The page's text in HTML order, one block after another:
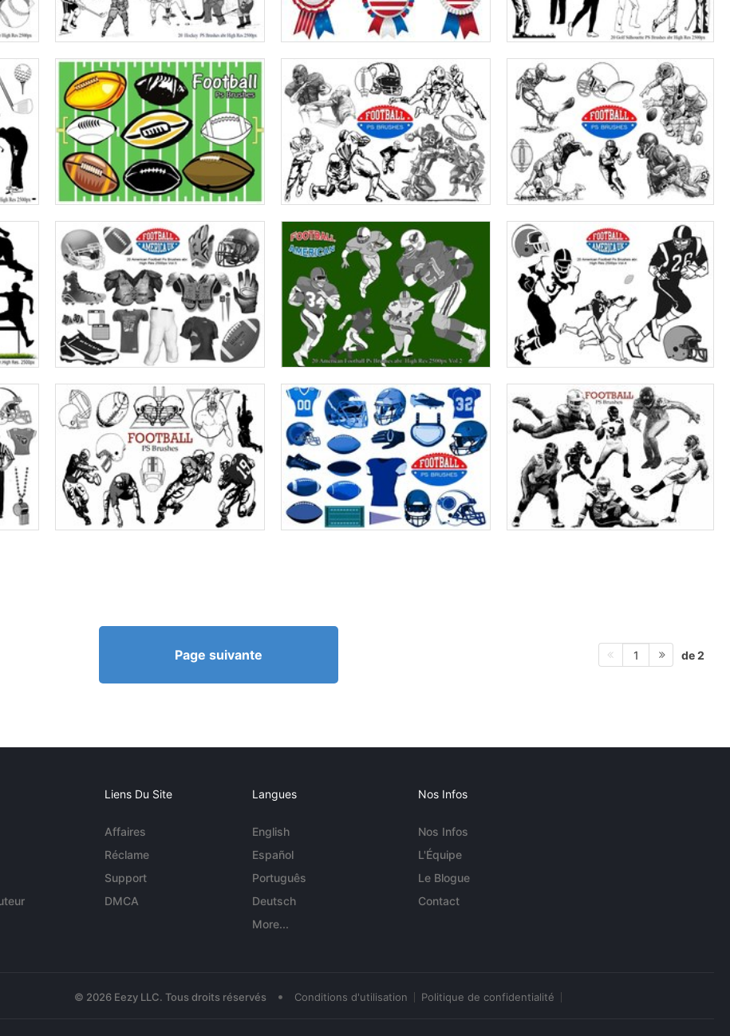
Page suivante 1 de 2
Liens Du Site
Affaires
Réclame
Support
DMCA
Langues
English
Español
Português
Deutsch
More...
Nos Infos
Nos Infos
L'Équipe
Le Blogue
Contact
© 2026 Eezy LLC. Tous droits réservés • Conditions d'utilisation Politique de confidentialité